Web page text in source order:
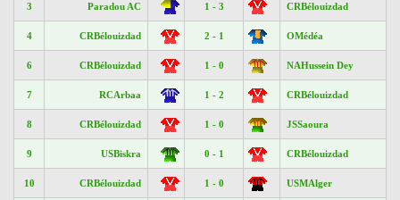
3 Paradou AC 1 - 3 CRBélouizdad
4 CRBélouizdad 2 - 1 OMédéa
6 CRBélouizdad 1 - 0 NAHussein Dey
7 RCArbaa 1 - 2 CRBélouizdad
8 CRBélouizdad 1 - 0 JSSaoura
9 USBiskra 0 - 1 CRBélouizdad
10 CRBélouizdad 1 - 0 USMAlger